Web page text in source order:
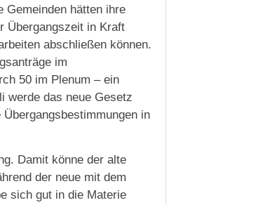
Gemeinden hätten ihre
Übergangszeit in Kraft
abschließen können.
im
50 im Plenum – ein
werde das neue Gesetz
in
Damit könne der alte
der neue mit dem
sich gut in die Materie